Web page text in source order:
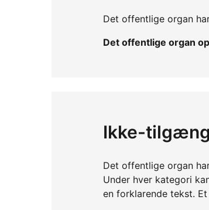
Det offentlige organ
Det offentlige organ
Ikke-
Det offentlige organ
Under hver kategori
en forklarende tekst.